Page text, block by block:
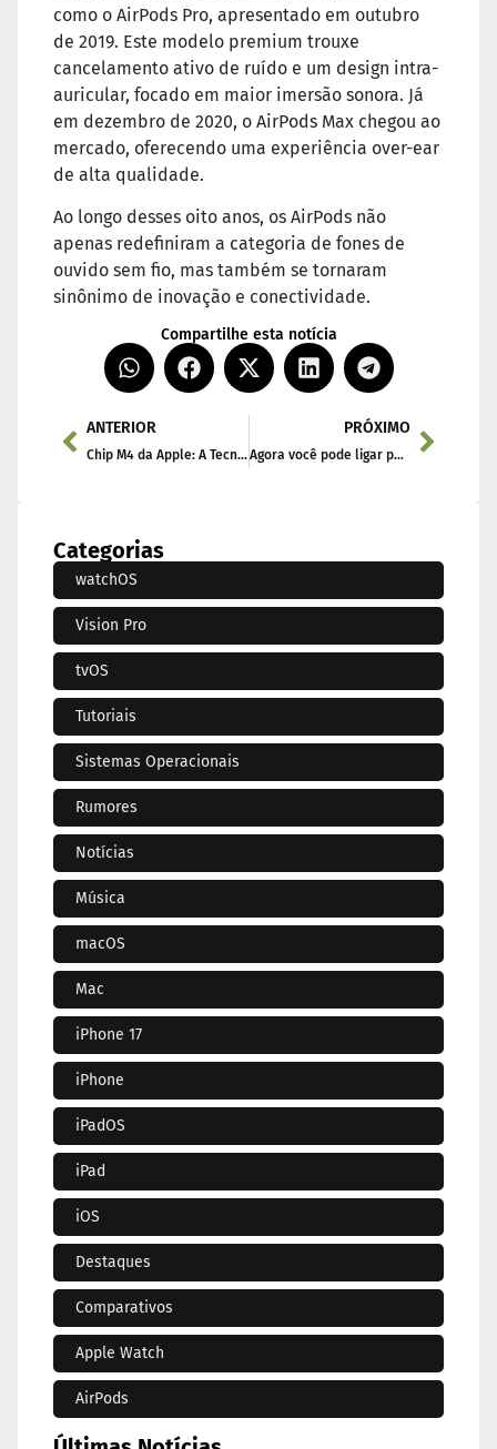
como o AirPods Pro, apresentado em outubro
de 2019. Este modelo premium trouxe
cancelamento ativo de ruído e um design intra-
auricular, focado em maior imersão sonora. Já
em dezembro de 2020, o AirPods Max chegou ao
mercado, oferecendo uma experiência over-ear
de alta qualidade.
Ao longo desses oito anos, os AirPods não
apenas redefiniram a categoria de fones de
ouvido sem fio, mas também se tornaram
sinônimo de inovação e conectividade.
Compartilhe esta notícia
ANTERIOR
Chip M4 da Apple: A Tecnologia de Hoje e Amanhã
PRÓXIMO
Agora você pode ligar para 1-800-ChatGPT usando uma linha telefônica para obter respostas de IA
Categorias
watchOS
Vision Pro
tvOS
Tutoriais
Sistemas Operacionais
Rumores
Notícias
Música
macOS
Mac
iPhone 17
iPhone
iPadOS
iPad
iOS
Destaques
Comparativos
Apple Watch
AirPods